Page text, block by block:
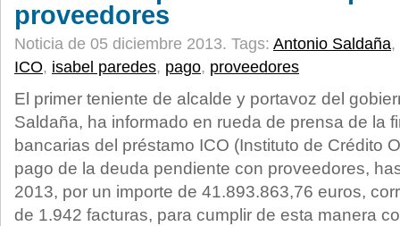
proveedores
Noticia de 05 diciembre 2013. Tags: Antonio Saldaña,
ICO, isabel paredes, pago, proveedores
El primer teniente de alcalde y portavoz del
Saldaña, ha informado en rueda de prensa de la
bancarias del préstamo ICO (Instituto de Crédito
pago de la deuda pendiente con proveedores,
2013, por un importe de 41.893.863,76 euros,
de 1.942 facturas, para cumplir de esta manera